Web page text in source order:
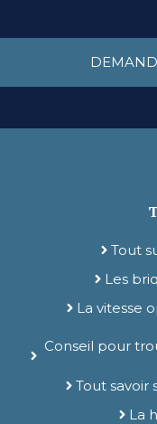
Tout
Les
La vitesse
Conseil pour
Tout
La